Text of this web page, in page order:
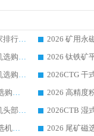
2026 矿用永磁滚筒厂家排行榜选购干货指南 行业口碑标杆华体会手机网页版-华体会(中国) 实力出众
2026 钛铁矿平板磁选机选购全攻略 市场公认优质品牌厂家实力排行榜
2026 钛铁矿平板磁选机选购指南 行业口碑优选品牌生产企业实力排行榜
2026 CTG 干式磁选机选购指南|行业口碑靠谱生产厂家领域强者推荐
2026 高精度粉料磁选机头部厂家选购指南 行业口碑靠谱品牌推荐 领域强者华体会手机网页版-华体会(中国) 解析
2026 CTB 湿式永磁磁选机选购指南|行业口碑良好品牌推荐，领域强者华体会手机网页版-华体会(中国)